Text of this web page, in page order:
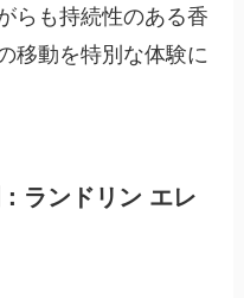
らも持続性のある香
移動を特別な体験に
ランドリン エレ